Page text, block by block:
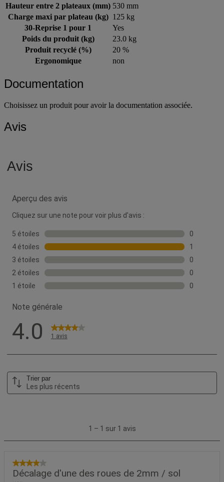
Hauteur entre 2 plateaux (mm) 530 mm
Charge maxi par plateau (kg) 125 kg
30-Reprise 1 pour 1
Yes
Poids du produit (kg)
23.0 kg
Produit recyclé (%)
20 %
Ergonomique
non
Documentation
Choisissez un produit pour avoir la documentation associée.
Avis